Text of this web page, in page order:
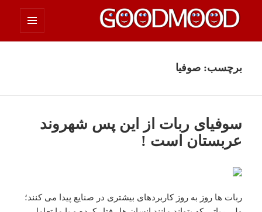
چیزای خووب مووب
برچسب:صوفیا
سوفیای ربات از این پس شهروند
عربستان است !
ربات ها روز به روز کاربردهای بیشتری در صنایع پیدا می کنند؛